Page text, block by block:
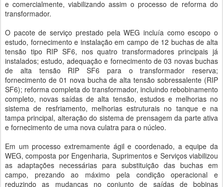
e comercialmente, viabilizando assim o processo de reforma do
transformador.
O pacote de serviço prestado pela WEG incluía como escopo o
estudo, fornecimento e instalação em campo de 12 buchas de alta
tensão tipo RIP SF6, nos quatro transformadores principais já
instalados; estudo, adequação e fornecimento de 03 novas buchas
de alta tensão RIP SF6 para o transformador reserva;
fornecimento de 01 nova bucha de alta tensão sobressalente (RIP
SF6); reforma completa do transformador, incluindo rebobinamento
completo, novas saídas de alta tensão, estudos e melhorias no
sistema de resfriamento, melhorias estruturais no tanque e na
tampa principal, alteração do sistema de prensagem da parte ativa
e fornecimento de uma nova culatra para o núcleo.
Em um processo extremamente ágil e coordenado, a equipe da
WEG, composta por Engenharia, Suprimentos e Serviços viabilizou
as adaptações necessárias para substituição das buchas em
campo, prezando ao máximo pela condição operacional e
reduzindo as mudanças no conjunto de saídas de bobinas